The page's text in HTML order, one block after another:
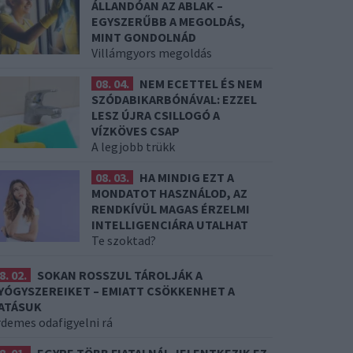
ÁLLANDÓAN AZ ABLAK –
EGYSZERŰBB A MEGOLDÁS,
MINT GONDOLNÁD
Villámgyors megoldás
08. 04.
NEM ECETTEL ÉS NEM
SZÓDABIKARBÓNÁVAL: EZZEL
LESZ ÚJRA CSILLOGÓ A
VÍZKÖVES CSAP
A legjobb trükk
08. 03.
HA MINDIG EZT A
MONDATOT HASZNÁLOD, AZ
RENDKÍVÜL MAGAS ÉRZELMI
INTELLIGENCIÁRA UTALHAT
Te szoktad?
02.
SOKAN ROSSZUL TÁROLJÁK A
– EMIATT CSÖKKENHET A
odafigyelni rá